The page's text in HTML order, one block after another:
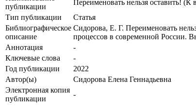
публикации
Переименовать нельзя оставить!
Тип публикации
Статья
Библиографическое
описание
Сидорова, Е. Г. Переименовать
процессов в современной России.
Аннотация
-
Ключевые cлова
-
Год публикации
2022
Автор(ы)
Сидорова Елена Геннадьевна
Электронная копия
публикации
-